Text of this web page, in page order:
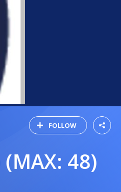
FOLLOW
(MAX: 48)